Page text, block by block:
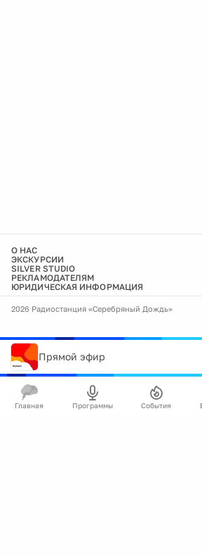
О НАС
ЭКСКУРСИИ
SILVER STUDIO
РЕКЛАМОДАТЕЛЯМ
ЮРИДИЧЕСКАЯ ИНФОРМАЦИЯ
2026 Радиостанция «Серебряный Дождь»
Прямой эфир
Главная Программы События